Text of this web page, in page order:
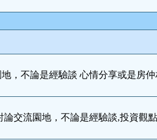
，不論是經驗談 心情分享或是房
論交流園地，不論是經驗談,投資觀